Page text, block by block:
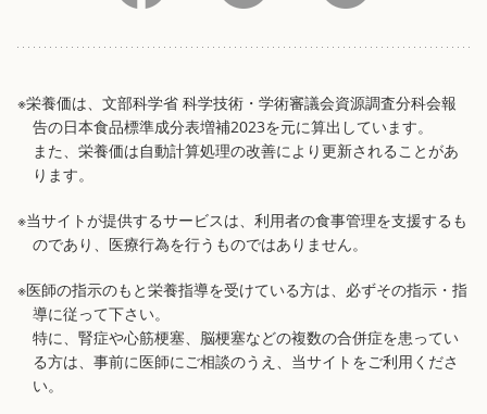
※栄養価は、文部科学省 科学技術・学術審議会資源調査分科会報
告の日本食品標準成分表増補2023を元に算出しています。
また、栄養価は自動計算処理の改善により更新されることがあ
ります。
※当サイトが提供するサービスは、利用者の食事管理を支援するも
のであり、医療行為を行うものではありません。
※医師の指示のもと栄養指導を受けている方は、必ずその指示・指
導に従って下さい。
特に、腎症や心筋梗塞、脳梗塞などの複数の合併症を患ってい
る方は、事前に医師にご相談のうえ、当サイトをご利用くださ
い。